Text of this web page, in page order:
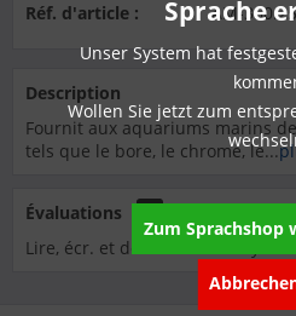
Réf. d'article : AM-
Description
Fournit aux aquariums marins
tels que le bore, le chrome, le...
Évaluations
Lire, écr. et débatt. des analyses…
Sprache
Unser System hat
Wollen Sie jetzt zum
Zum Sprachshop